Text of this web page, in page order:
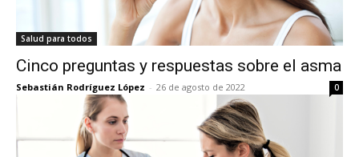
Salud para todos
Cinco preguntas y respuestas sobre el asma
Sebastián Rodríguez López - 26 de agosto de 2022 0